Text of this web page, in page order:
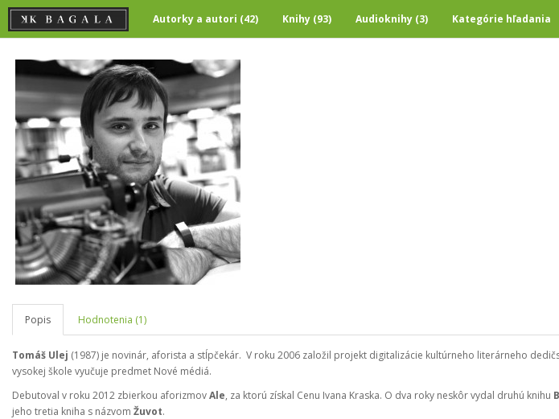
Autorky a autori (42) Knihy (93) Audioknihy (3) Kategórie hľadania
Popis Hodnotenia (1)
Tomáš Ulej (1987) je novinár, aforista a stĺpčekár. V roku 2006 založil projekt digitalizácie kultúrneho literárneho
vysokej škole vyučuje predmet Nové médiá.
Debutoval v roku 2012 zbierkou aforizmovAle, za ktorú získal Cenu Ivana Kraska. O dva roky neskôr vydal druhú knihu
jeho tretia kniha s názvom Žuvot.